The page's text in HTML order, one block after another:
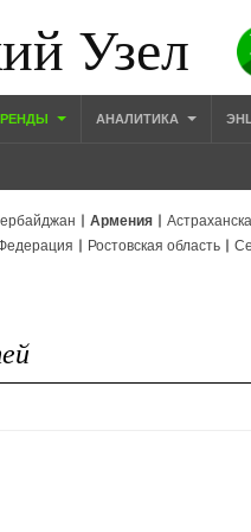
Узел
АНАЛИТИКА
Армения
Ростовская область